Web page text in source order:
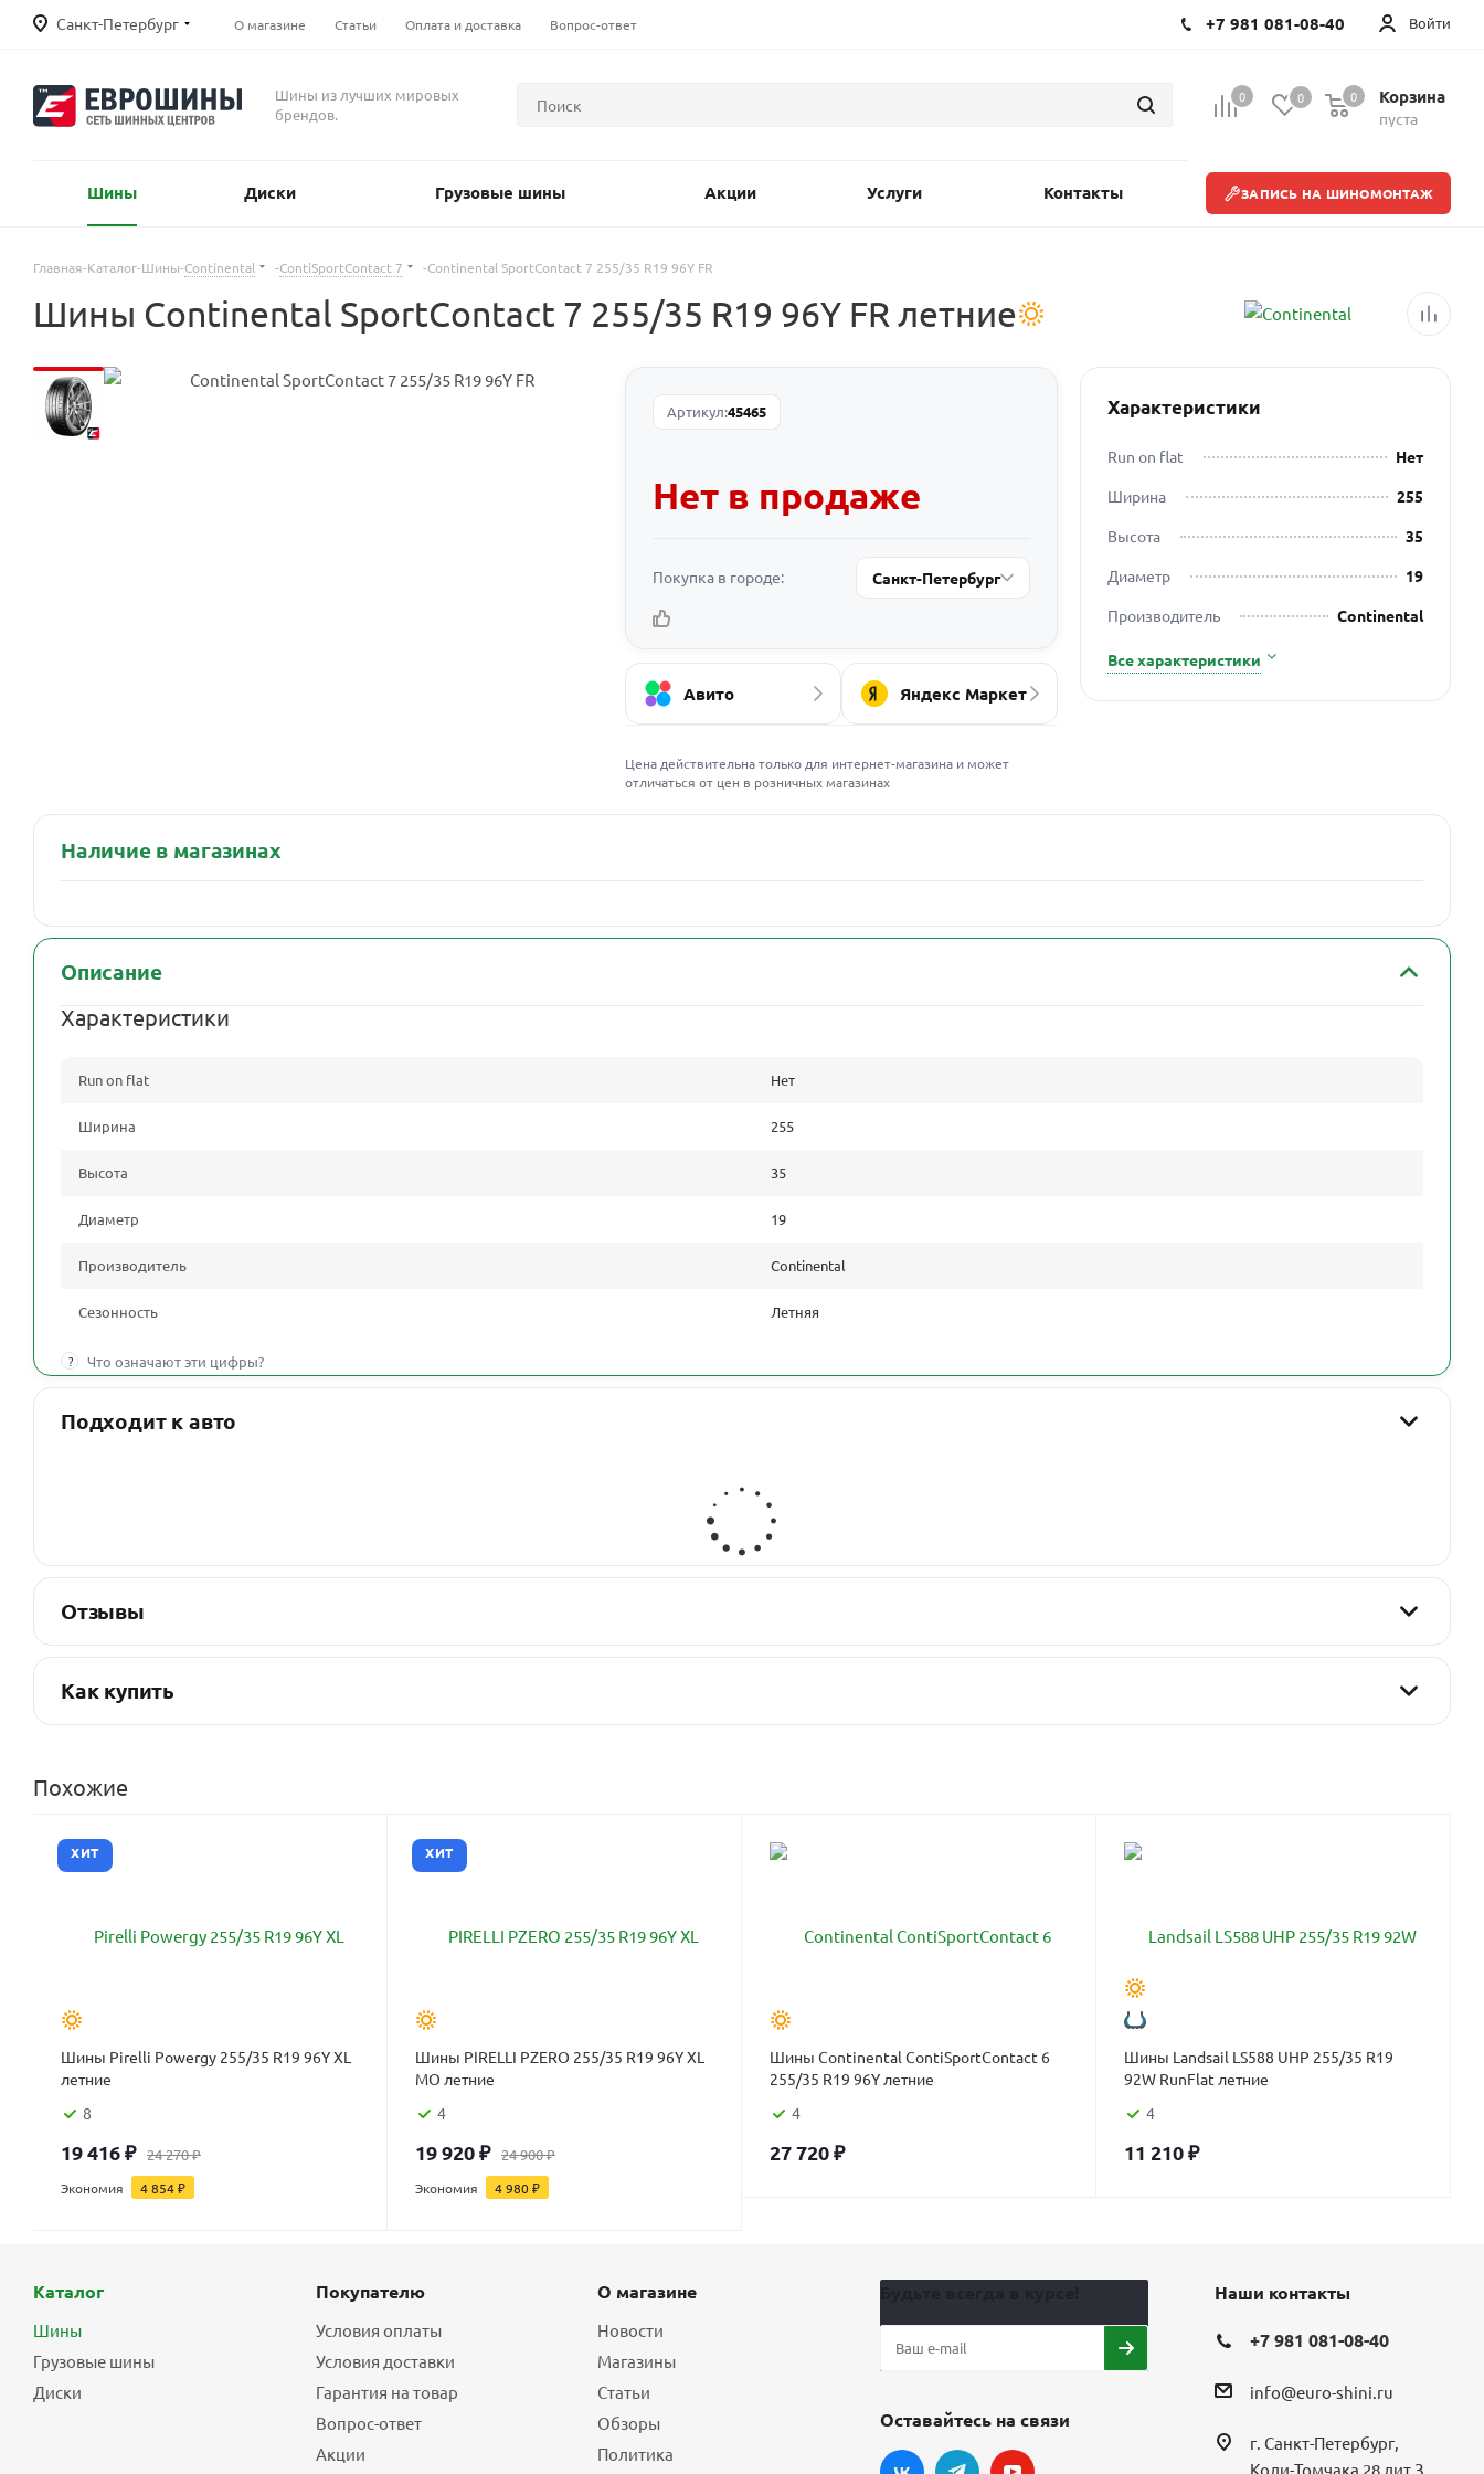
Санкт-Петербург О магазине Статьи Оплата и доставка Вопрос-ответ Войти
+7 981 081-08-40
Шины из лучших мировых
брендов.
0 0 Корзина
пуста
0
Шины Диски Грузовые шины Акции Услуги Контакты ЗАПИСЬ НА ШИНОМОНТАЖ
Главная-Каталог-Шины-Continental -ContiSportContact 7 -Continental SportContact 7 255/35 R19 96Y FR
Шины Continental SportContact 7 255/35 R19 96Y FR летние
Артикул:45465
Нет в продаже
Покупка в городе: Санкт-Петербург
Авито Яндекс Маркет
Цена действительна только для интернет-магазина и может
отличаться от цен в розничных магазинах
Характеристики
Run on flat
Нет
Ширина
255
Высота
35
Диаметр
19
Производитель
Continental
Все характеристики
Наличие в магазинах
Описание
Характеристики
Run on flat Нет
Ширина 255
Высота 35
Диаметр 19
Производитель Continental
Сезонность Летняя
? Что означают эти цифры?
Подходит к авто
Отзывы
Как купить
Похожие
ХИТ
Шины Pirelli Powergy 255/35 R19 96Y XL
летние
8
19 416₽ 24 270₽
Экономия 4 854₽
ХИТ
Шины PIRELLI PZERO 255/35 R19 96Y XL
MO летние
4
19 920₽ 24 900₽
Экономия 4 980₽
Шины Continental ContiSportContact 6
255/35 R19 96Y летние
4
27 720₽
Шины Landsail LS588 UHP 255/35 R19
92W RunFlat летние
4
11 210₽
Каталог
Шины
Грузовые шины
Диски
Покупателю
Условия оплаты
Условия доставки
Гарантия на товар
Вопрос-ответ
Акции
О магазине
Новости
Магазины
Статьи
Обзоры
Политика
Оставайтесь на связи
Наши контакты
+7 981 081-08-40
info@euro-shini.ru
г. Санкт-Петербург,
Коли-Томчака 28 лит З